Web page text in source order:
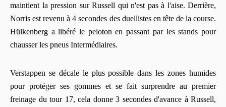
maintient la pression sur Russell qui n'est pas à l'aise. Derrière,
Norris est revenu à 4 secondes des duellistes en tête de la course.
Hülkenberg a libéré le peloton en passant par les stands pour
chausser les pneus Intermédiaires.
Verstappen se décale le plus possible dans les zones humides
pour protéger ses gommes et se fait surprendre au premier
freinage du tour 17, cela donne 3 secondes d'avance à Russell,